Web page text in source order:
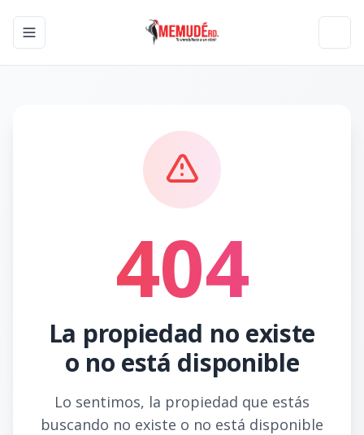
Toggle navigation menu
404
La propiedad no existe
o no está disponible
Lo sentimos, la propiedad que estás
buscando no existe o no está disponible